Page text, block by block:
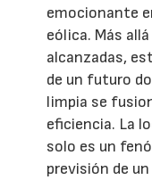
emocionante
eólica. Más
alcanzadas,
de un futuro
limpia se
eficiencia. La
solo es un
previsión de